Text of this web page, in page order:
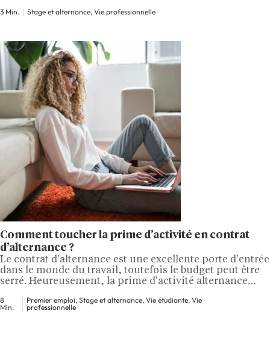
de réponse avec l’étude* de JobTeaser sur la
3 Min. Stage et alternance, Vie professionnelle
Comment toucher la prime d’activité en contrat
d’alternance ?
Le contrat d'alternance est une excellente porte d'entrée
dans le monde du travail, toutefois le budget peut être
serré. Heureusement, la prime d'activité alternance
d'alternants ignorent qu'ils y ont droit ou comment la
demander. Découvrez tout ce qu'il faut savoir sur vos
8
Min.
Premier emploi, Stage et alternance, Vie étudiante, Vie
professionnelle